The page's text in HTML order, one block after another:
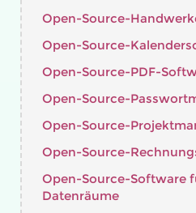
Open-Source-
Open-Source-
Open-Source-PDF-
Open-Source-
Open-Source-
Open-Source-
Open-Source-Software
Datenräume